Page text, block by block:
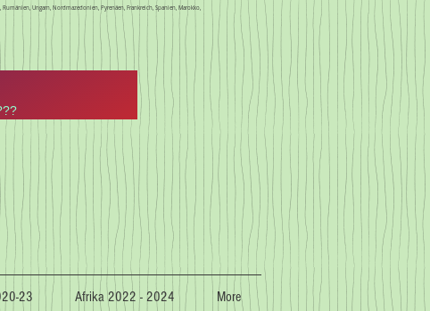
Ungarn, Nordmazedonien, Pyrenäen, Frankreich, Spanien, Marokko,
23 Afrika 2022 - 2024 More